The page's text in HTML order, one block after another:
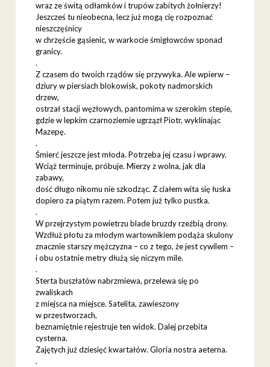
wraz ze świtą odłamków i trupów zabitych żołnierzy!
Jeszcześ tu nieobecna, lecz już mogą cię rozpoznać
nieszczęśnicy
w chrzęście gąsienic, w warkocie śmigłowców sponad
granicy.
.
Z czasem do twoich rządów się przywyka. Ale wpierw –
dziury w piersiach blokowisk, pokoty nadmorskich
drzew,
ostrzał stacji węzłowych, pantomima w szerokim stepie,
gdzie w lepkim czarnoziemie ugrzązł Piotr, wyklinając
Mazepę.
.
Śmierć jeszcze jest młoda. Potrzeba jej czasu i wprawy.
Wciąż terminuje, próbuje. Mierzy z wolna, jak dla
zabawy,
dość długo nikomu nie szkodząc. Z ciałem wita się łuska
dopiero za piątym razem. Potem już tylko pustka.
.
W przejrzystym powietrzu blade bruzdy rzeźbią drony.
Wzdłuż płotu za młodym wartownikiem podąża skulony
znacznie starszy mężczyzna – co z tego, że jest cywilem –
i obu ostatnie metry dłużą się niczym mile.
.
Sterta buszłatów nabrzmiewa, przelewa się po
zwaliskach
z miejsca na miejsce. Satelita, zawieszony
w przestworzach,
beznamiętnie rejestruje ten widok. Dalej przebita
cysterna.
Zajętych już dziesięć kwartałów. Gloria nostra aeterna.
.